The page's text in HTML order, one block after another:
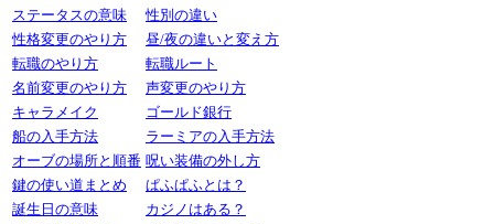
ステータスの意味
性別の違い
性格変更のやり方
昼/夜の違いと変え方
転職のやり方
転職ルート
名前変更のやり方
声変更のやり方
キャラメイク
ゴールド銀行
船の入手方法
ラーミアの入手方法
オーブの場所と順番 呪い装備の外し方
鍵の使い道まとめ
ぱふぱふとは？
誕生日の意味
カジノはある？